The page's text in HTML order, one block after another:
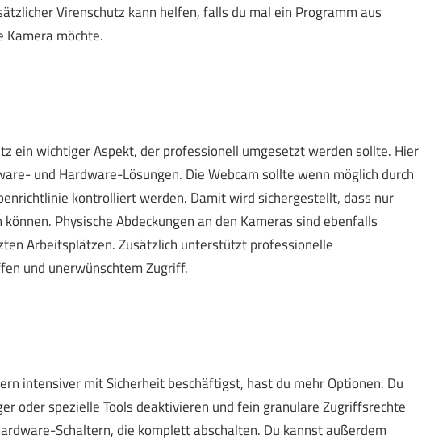
Virenschutz kann helfen, falls du mal ein Programm aus
möchte.
ein wichtiger Aspekt, der professionell umgesetzt werden sollte. Hier
und Hardware-Lösungen. Die Webcam sollte wenn möglich durch
kontrolliert werden. Damit wird sichergestellt, dass nur
Physische Abdeckungen an den Kameras sind ebenfalls
Arbeitsplätzen. Zusätzlich unterstützt professionelle
und unerwünschtem Zugriff.
intensiver mit Sicherheit beschäftigst, hast du mehr Optionen. Du
oder spezielle Tools deaktivieren und fein granulare Zugriffsrechte
Schaltern, die komplett abschalten. Du kannst außerdem